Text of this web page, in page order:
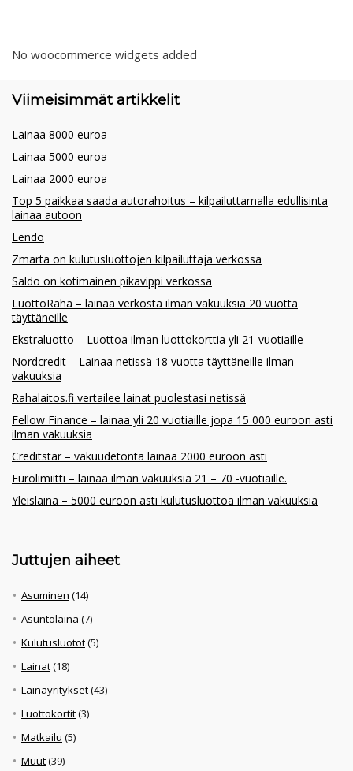
No woocommerce widgets added
Viimeisimmät artikkelit
Lainaa 8000 euroa
Lainaa 5000 euroa
Lainaa 2000 euroa
Top 5 paikkaa saada autorahoitus – kilpailuttamalla edullisinta
lainaa autoon
Lendo
Zmarta on kulutusluottojen kilpailuttaja verkossa
Saldo on kotimainen pikavippi verkossa
LuottoRaha – lainaa verkosta ilman vakuuksia 20 vuotta
täyttäneille
Ekstraluotto – Luottoa ilman luottokorttia yli 21-vuotiaille
Nordcredit – Lainaa netissä 18 vuotta täyttäneille ilman
vakuuksia
Rahalaitos.fi vertailee lainat puolestasi netissä
Fellow Finance – lainaa yli 20 vuotiaille jopa 15 000 euroon asti
ilman vakuuksia
Creditstar – vakuudetonta lainaa 2000 euroon asti
Eurolimiitti – lainaa ilman vakuuksia 21 – 70 -vuotiaille.
Yleislaina – 5000 euroon asti kulutusluottoa ilman vakuuksia
Juttujen aiheet
Asuminen (14)
Asuntolaina (7)
Kulutusluotot(5)
Lainat(18)
Lainayritykset(43)
Luottokortit(3)
Matkailu (5)
Muut(39)